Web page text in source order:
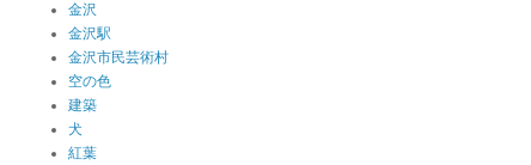
金沢
金沢駅
金沢市民芸術村
空の色
建築
犬
紅葉